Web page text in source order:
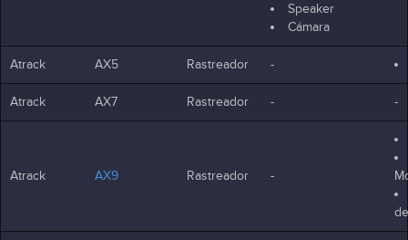
Speaker
Cámara
Atrack AX5 Rastreador -
Atrack AX7 Rastreador - -
Atrack AX9 Rastreador -